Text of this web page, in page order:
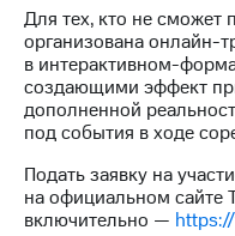
Регистратор
Реквизиты
Контакты
развитие
деловая этика
На главную
Для тех, кто не сможет
организована онлайн-
в интерактивном-
создающими эффект
дополненной
под события в ходе
Подать заявку на
на официальном сайте
включительно —